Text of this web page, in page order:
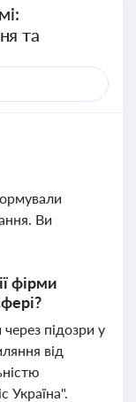
та
Ви
фірми
підозри у
від
Україна".